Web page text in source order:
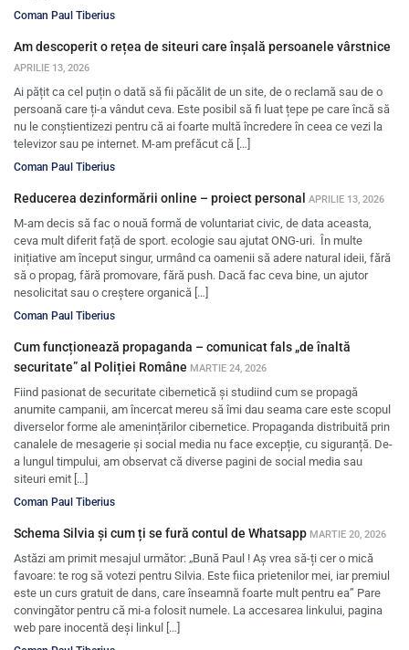
Coman Paul Tiberius
Am descoperit o rețea de siteuri care înșală persoanele vârstnice
APRILIE 13, 2026
Ai pățit ca cel puțin o dată să fii păcălit de un site, de o reclamă sau de o
persoană care ți-a vândut ceva. Este posibil să fi luat țepe pe care încă să
nu le conștientizezi pentru că ai foarte multă încredere în ceea ce vezi la
televizor sau pe internet. M-am prefăcut că […]
Coman Paul Tiberius
Reducerea dezinformării online – proiect personal APRILIE 13, 2026
M-am decis să fac o nouă formă de voluntariat civic, de data aceasta,
ceva mult diferit față de sport. ecologie sau ajutat ONG-uri. În multe
inițiative am început singur, urmând ca oamenii să adere natural ideii, fără
să o propag, fără promovare, fără push. Dacă fac ceva bine, un ajutor
nesolicitat sau o creștere organică […]
Coman Paul Tiberius
Cum funcționează propaganda – comunicat fals „de înaltă
securitate” al Poliției Române MARTIE 24, 2026
Fiind pasionat de securitate cibernetică și studiind cum se propagă
anumite campanii, am încercat mereu să îmi dau seama care este scopul
diverselor forme ale amenințărilor cibernetice. Propaganda distribuită prin
canalele de mesagerie și social media nu face excepție, cu siguranță. De-
a lungul timpului, am observat că diverse pagini de social media sau
siteuri emit […]
Coman Paul Tiberius
Schema Silvia și cum ți se fură contul de Whatsapp MARTIE 20, 2026
Astăzi am primit mesajul următor: „Bună Paul ! Aș vrea să-ți cer o mică
favoare: te rog să votezi pentru Silvia. Este fiica prietenilor mei, iar premiul
este un curs gratuit de dans, care înseamnă foarte mult pentru ea” Pare
convingător pentru că mi-a folosit numele. La accesarea linkului, pagina
web pare inocentă deși linkul […]